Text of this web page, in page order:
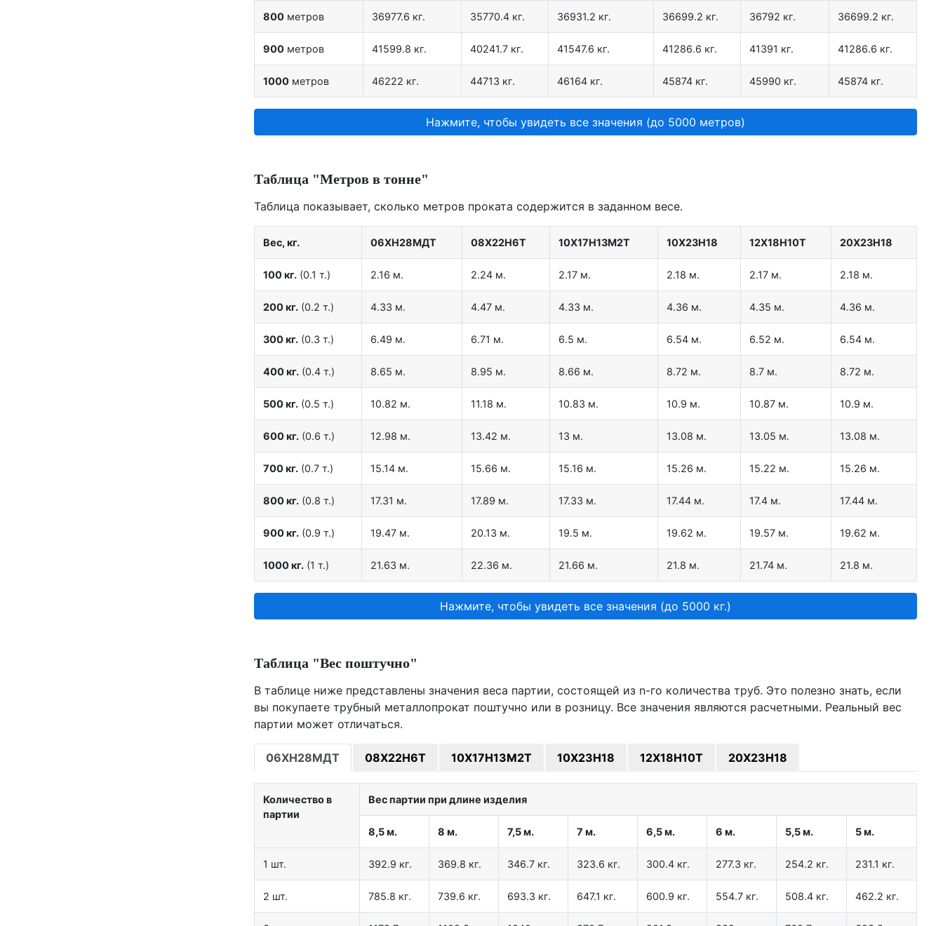
800 метров 36977.6 кг. 35770.4 кг. 36931.2 кг. 36699.2 кг. 36792 кг. 36699.2 кг.
900 метров 41599.8 кг. 40241.7 кг. 41547.6 кг. 41286.6 кг. 41391 кг. 41286.6 кг.
1000 метров 46222 кг. 44713 кг. 46164 кг. 45874 кг. 45990 кг. 45874 кг.
Нажмите, чтобы увидеть все значения (до 5000 метров)
Таблица "Метров в тонне"
Таблица показывает, сколько метров проката содержится в заданном весе.
Вес, кг. 06ХН28МДТ 08Х22Н6Т 10Х17Н13М2Т 10Х23Н18 12Х18Н10Т 20Х23Н18
100 кг. (0.1 т.) 2.16 м. 2.24 м. 2.17 м. 2.18 м. 2.17 м. 2.18 м.
200 кг. (0.2 т.) 4.33 м. 4.47 м. 4.33 м. 4.36 м. 4.35 м. 4.36 м.
300 кг. (0.3 т.) 6.49 м. 6.71 м. 6.5 м. 6.54 м. 6.52 м. 6.54 м.
400 кг. (0.4 т.) 8.65 м. 8.95 м. 8.66 м. 8.72 м. 8.7 м. 8.72 м.
500 кг. (0.5 т.) 10.82 м. 11.18 м. 10.83 м. 10.9 м. 10.87 м. 10.9 м.
600 кг. (0.6 т.) 12.98 м. 13.42 м. 13 м. 13.08 м. 13.05 м. 13.08 м.
700 кг. (0.7 т.) 15.14 м. 15.66 м. 15.16 м. 15.26 м. 15.22 м. 15.26 м.
800 кг. (0.8 т.) 17.31 м. 17.89 м. 17.33 м. 17.44 м. 17.4 м. 17.44 м.
900 кг. (0.9 т.) 19.47 м. 20.13 м. 19.5 м. 19.62 м. 19.57 м. 19.62 м.
1000 кг. (1 т.) 21.63 м. 22.36 м. 21.66 м. 21.8 м. 21.74 м. 21.8 м.
Нажмите, чтобы увидеть все значения (до 5000 кг.)
Таблица "Вес поштучно"
В таблице ниже представлены значения веса партии, состоящей из n-го количества труб. Это полезно знать, если
вы покупаете трубный металлопрокат поштучно или в розницу. Все значения являются расчетными. Реальный вес
партии может отличаться.
06ХН28МДТ 08Х22Н6Т 10Х17Н13М2Т 10Х23Н18 12Х18Н10Т 20Х23Н18
Количество в
партии
Вес партии при длине изделия
8,5 м. 8 м. 7,5 м. 7 м. 6,5 м. 6 м. 5,5 м. 5 м.
1 шт. 392.9 кг. 369.8 кг. 346.7 кг. 323.6 кг. 300.4 кг. 277.3 кг. 254.2 кг. 231.1 кг.
2 шт. 785.8 кг. 739.6 кг. 693.3 кг. 647.1 кг. 600.9 кг. 554.7 кг. 508.4 кг. 462.2 кг.